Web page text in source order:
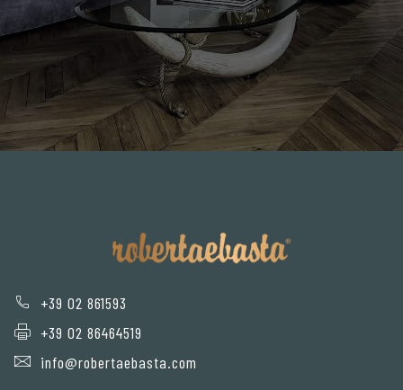
+39 02 861593
+39 02 86464519
info@robertaebasta.com